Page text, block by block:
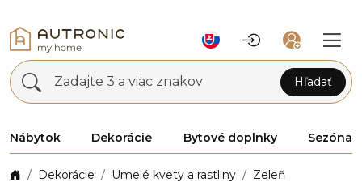
Zadajte 3 a viac znakov Hľadať
Nábytok Dekorácie Bytové doplnky Sezóna
Dekorácie Umelé kvety a rastliny Zeleň